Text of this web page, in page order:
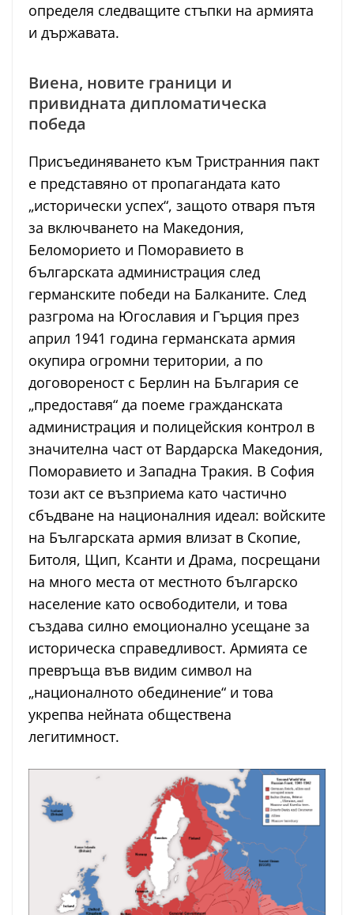
определя следващите стъпки на армията
и държавата.
Виена, новите граници и
привидната дипломатическа
победа
Присъединяването към Тристранния пакт
е представяно от пропагандата като
„исторически успех“, защото отваря пътя
за включването на Македония,
Беломорието и Поморавието в
българската администрация след
германските победи на Балканите. След
разгрома на Югославия и Гърция през
април 1941 година германската армия
окупира огромни територии, а по
договореност с Берлин на България се
„предоставя“ да поеме гражданската
администрация и полицейския контрол в
значителна част от Вардарска Македония,
Поморавието и Западна Тракия. В София
този акт се възприема като частично
сбъдване на националния идеал: войските
на Българската армия влизат в Скопие,
Битоля, Щип, Ксанти и Драма, посрещани
на много места от местното българско
население като освободители, и това
създава силно емоционално усещане за
историческа справедливост. Армията се
превръща във видим символ на
„националното обединение“ и това
укрепва нейната обществена
легитимност.